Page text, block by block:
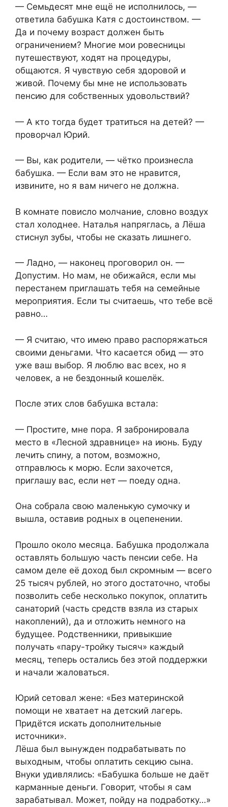
— Семьдесят мне ещё не исполнилось, —
ответила бабушка Катя с достоинством. —
Да и почему возраст должен быть
ограничением? Многие мои ровесницы
путешествуют, ходят на процедуры,
общаются. Я чувствую себя здоровой и
живой. Почему бы мне не использовать
пенсию для собственных удовольствий?
— А кто тогда будет тратиться на детей? —
проворчал Юрий.
— Вы, как родители, — чётко произнесла
бабушка. — Если вам это не нравится,
извините, но я вам ничего не должна.
В комнате повисло молчание, словно воздух
стал холоднее. Наталья напряглась, а Лёша
стиснул зубы, чтобы не сказать лишнего.
— Ладно, — наконец проговорил он. —
Допустим. Но мам, не обижайся, если мы
перестанем приглашать тебя на семейные
мероприятия. Если ты считаешь, что тебе всё
равно…
— Я считаю, что имею право распоряжаться
своими деньгами. Что касается обид — это
уже ваш выбор. Я люблю вас всех, но я
человек, а не бездонный кошелёк.
После этих слов бабушка встала:
— Простите, мне пора. Я забронировала
место в «Лесной здравнице» на июнь. Буду
лечить спину, а потом, возможно,
отправлюсь к морю. Если захочется,
приглашу вас, если нет — поеду одна.
Она собрала свою маленькую сумочку и
вышла, оставив родных в оцепенении.
Прошло около месяца. Бабушка продолжала
оставлять большую часть пенсии себе. На
самом деле её доход был скромным — всего
25 тысяч рублей, но этого достаточно, чтобы
позволить себе несколько покупок, оплатить
санаторий (часть средств взяла из старых
накоплений), да и отложить немного на
будущее. Родственники, привыкшие
получать «пару-тройку тысяч» каждый
месяц, теперь остались без этой поддержки
и начали жаловаться.
Юрий сетовал жене: «Без материнской
помощи не хватает на детский лагерь.
Придётся искать дополнительные
источники».
Лёша был вынужден подрабатывать по
выходным, чтобы оплатить секцию сына.
Внуки удивлялись: «Бабушка больше не даёт
карманные деньги. Говорит, чтобы я сам
зарабатывал. Может, пойду на подработку…»